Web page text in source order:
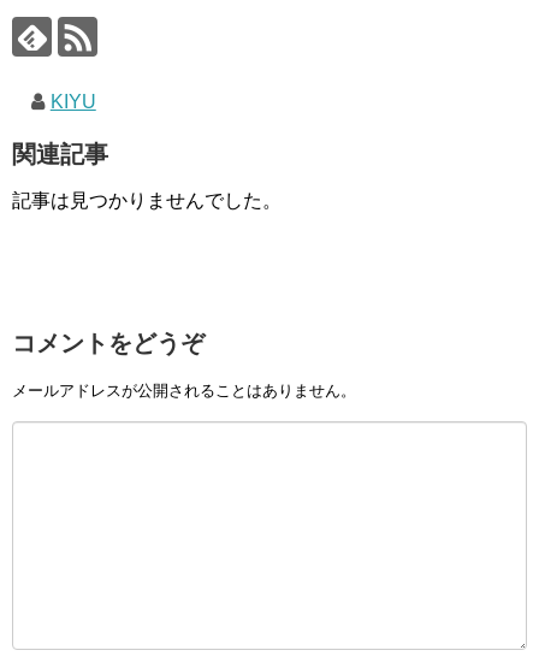
KIYU
関連記事
記事は見つかりませんでした。
コメントをどうぞ
メールアドレスが公開されることはありません。